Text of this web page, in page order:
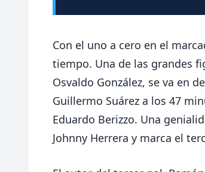
Con el uno a cero en el
tiempo. Una de las grandes
Osvaldo González, se va en
Guillermo Suárez a los 47
Eduardo Berizzo. Una
Johnny Herrera y marca el